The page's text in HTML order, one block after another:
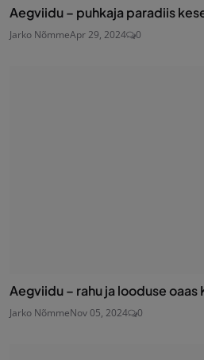
Aegviidu – puhkaja paradiis
Jarko NõmmeApr 29, 2024 0
Aegviidu – rahu ja looduse
Jarko NõmmeNov 05, 2024 0